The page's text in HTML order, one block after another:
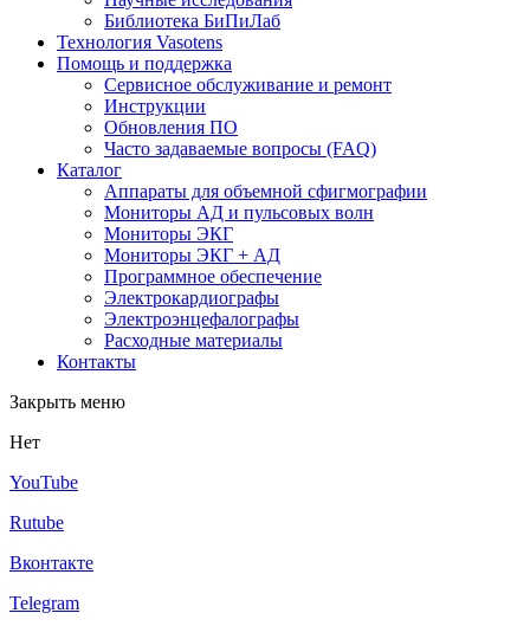
Библиотека БиПиЛаб
Технология Vasotens
Помощь и поддержка
Сервисное обслуживание и ремонт
Инструкции
Обновления ПО
Часто задаваемые вопросы (FAQ)
Каталог
Аппараты для объемной сфигмографии
Мониторы АД и пульсовых волн
Мониторы ЭКГ
Мониторы ЭКГ + АД
Программное обеспечение
Электрокардиографы
Электроэнцефалографы
Расходные материалы
Контакты
Закрыть меню
Нет
YouTube
Rutube
Вконтакте
Telegram